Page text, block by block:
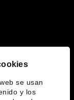
se usan
y los